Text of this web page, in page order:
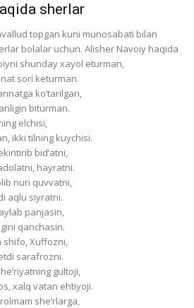
sherlar
topgan kuni munosabati bilan
bolalar uchun. Alisher Navoiy haqida
shunday xayol eturman,
sori keturman.
ko‘tarilgan,
biturman.
elchisi,
ikki tilning kuychisi.
bid’atni,
hayratni.
nuri quvvatni,
aqlu siyratni.
panjasin,
qanchasin.
shifo, Xuffozni,
sarafrozni.
gultoji,
xalq vatan ehtiyoji.
she’rlarga,